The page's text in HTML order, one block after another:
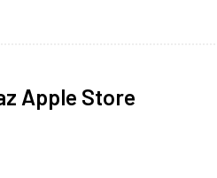
Apple Store